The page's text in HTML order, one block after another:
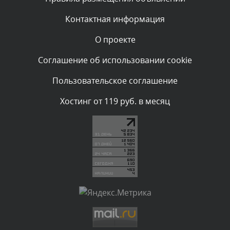
администратором.
Комментарий проверяется
администратором.
Комментарий проверяется
Текст комментария будет виден после проверки
Комментарий проверяется
Текст комментария будет виден после проверки
администратором.
Контактная информация
О проекте
Соглашение об использовании cookie
Пользовательское соглашение
Хостинг от 119 руб. в месяц